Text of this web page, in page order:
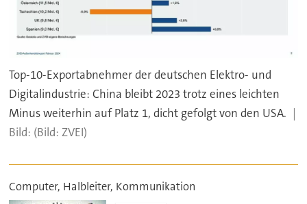
Top-10-Exportabnehmer der deutschen Elektro- und
Digitalindustrie: China bleibt 2023 trotz eines leichten
Minus weiterhin auf Platz 1, dicht gefolgt von den USA.
(Bild: ZVEI)
Computer, Halbleiter, Kommunikation